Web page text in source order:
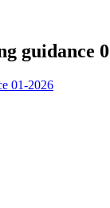
guidance
01-2026